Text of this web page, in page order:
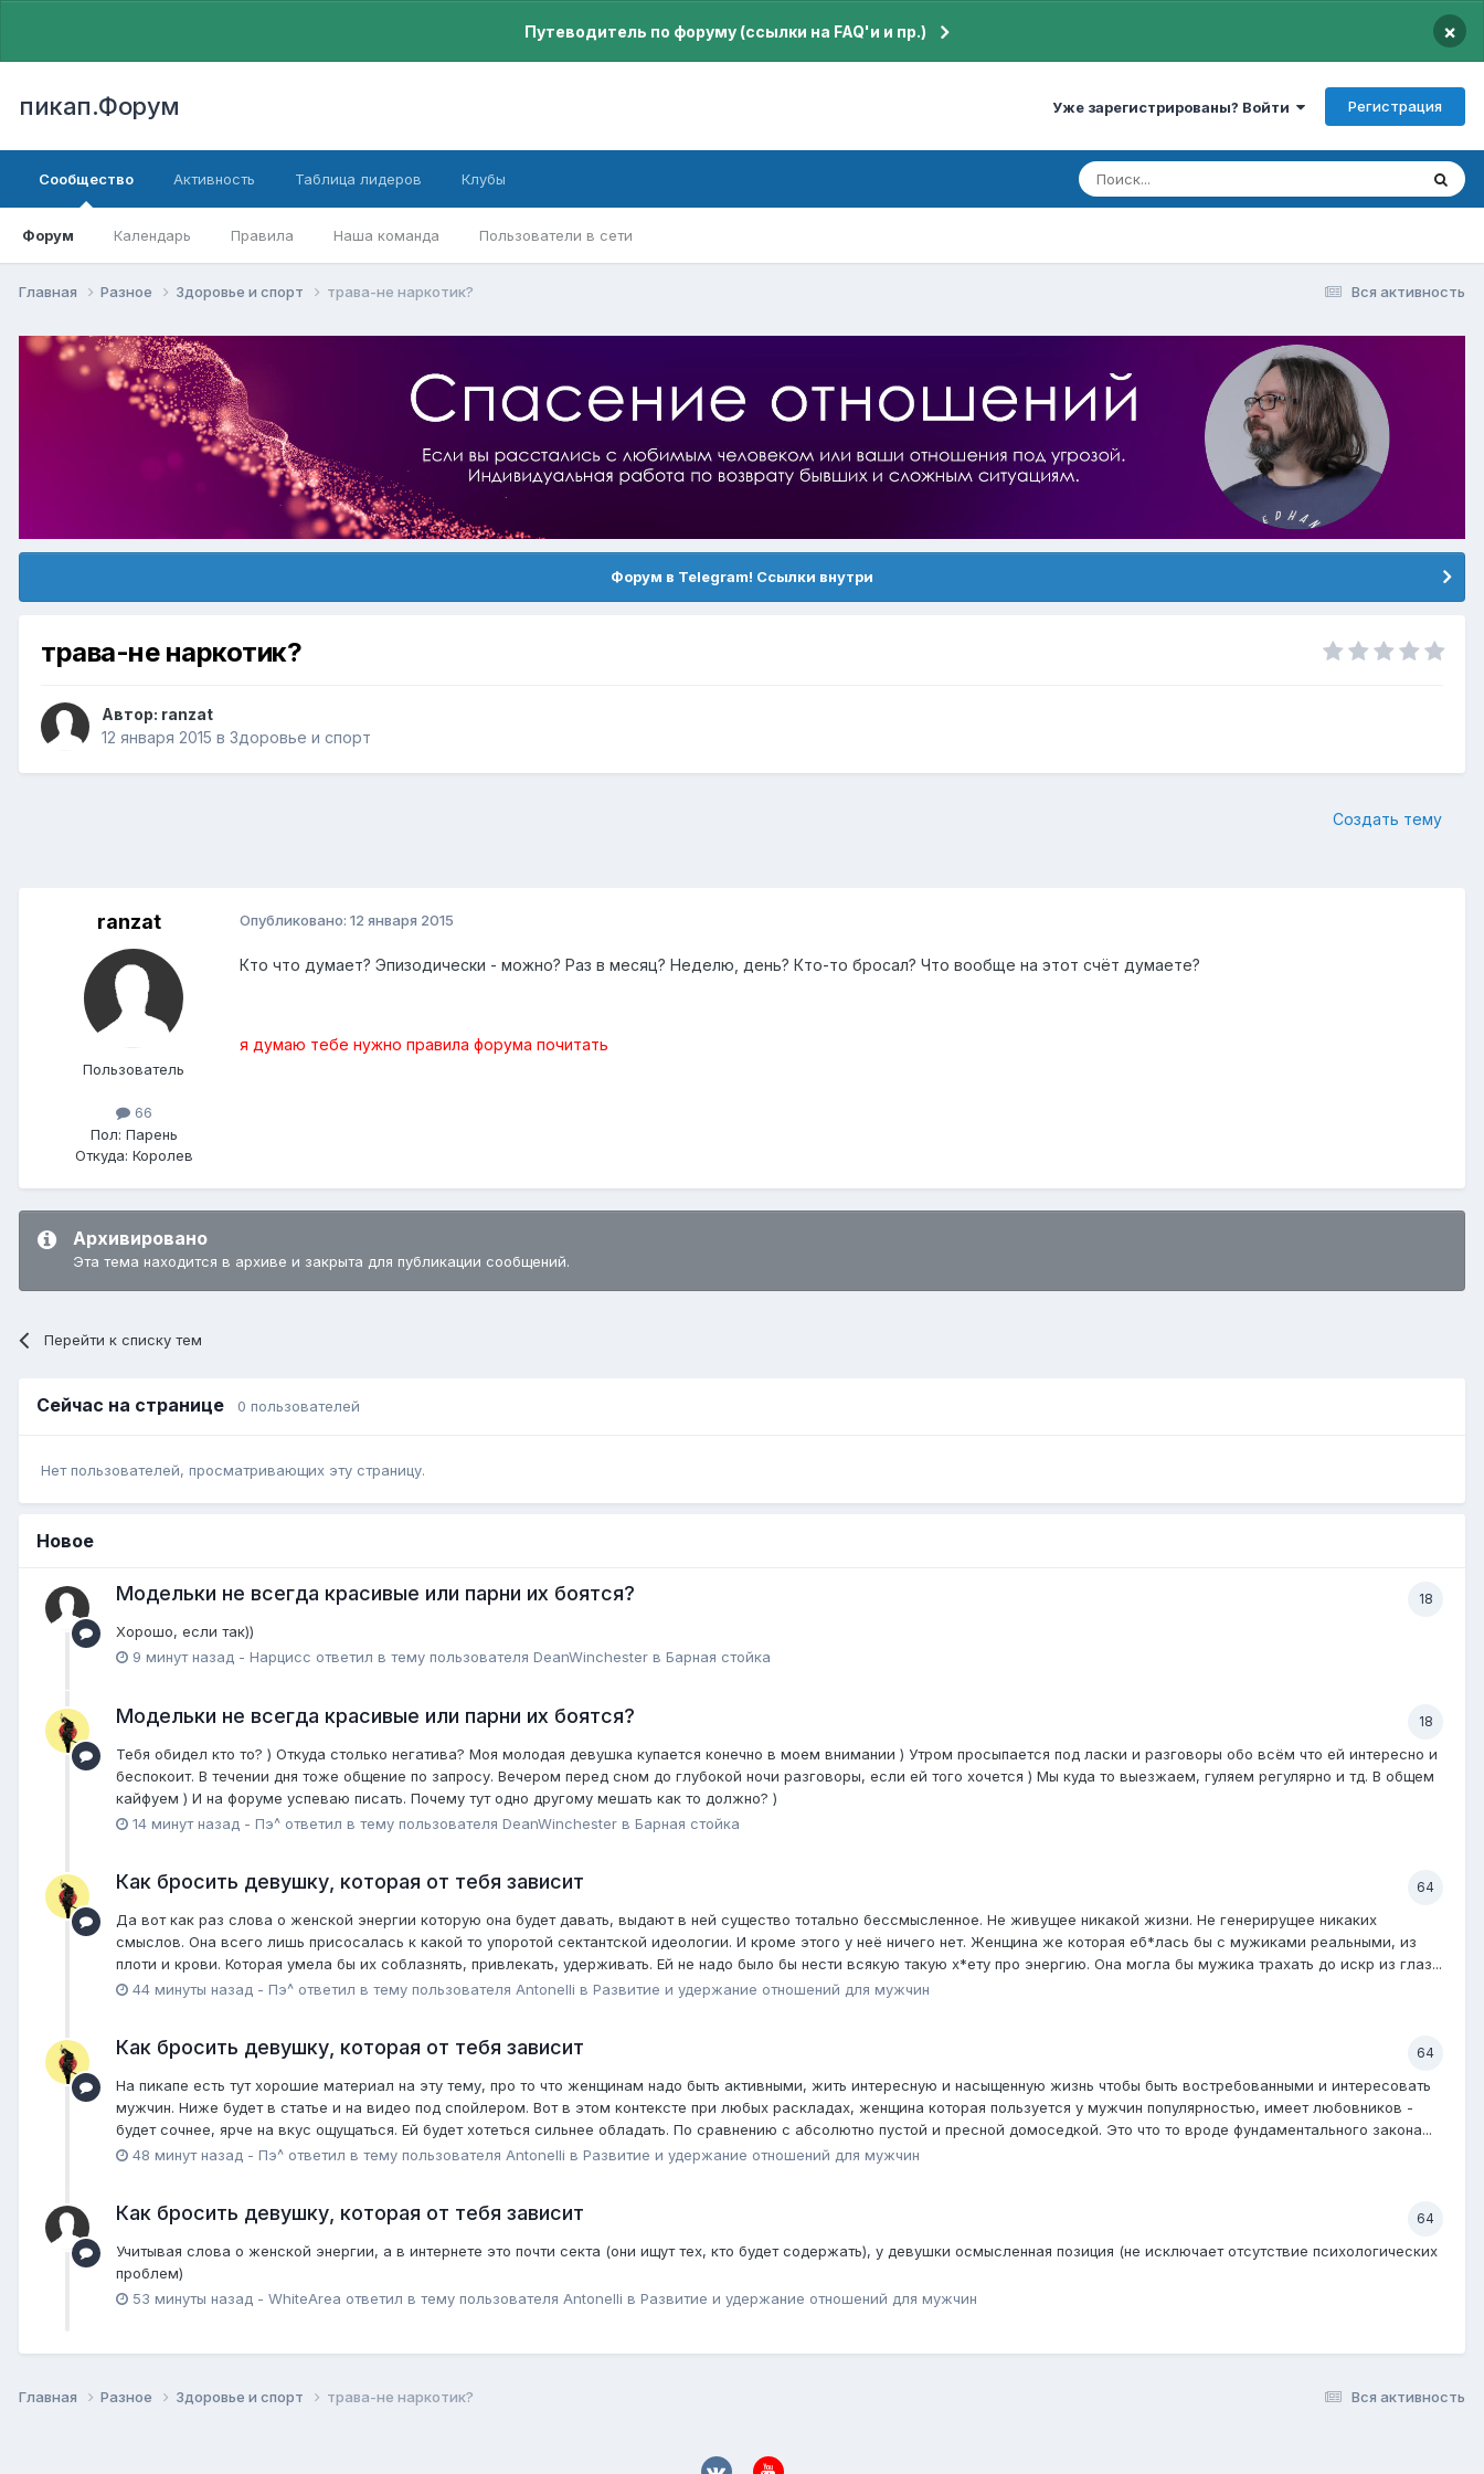
Путеводитель по форуму (ссылки на FAQ'и и пр.) ×
пикап.Форум Уже зарегистрированы? Войти Регистрация
Сообщество
Форум Календарь Правила Наша команда Пользователи в сети
Активность Таблица лидеров Клубы
Вся активность
Главная Разное Здоровье и спорт трава-не наркотик?
Форум в Telegram! Ссылки внутри
трава-не наркотик?
Автор: ranzat
12 января 2015 в Здоровье и спорт
Создать тему
ranzat
Пользователь
66
Пол: Парень
Откуда: Королев
Опубликовано: 12 января 2015
Кто что думает? Эпизодически - можно? Раз в месяц? Неделю, день? Кто-то бросал? Что вообще на этот счёт думаете?
я думаю тебе нужно правила форума почитать
Архивировано
Эта тема находится в архиве и закрыта для публикации сообщений.
Перейти к списку тем
Сейчас на странице 0 пользователей
Нет пользователей, просматривающих эту страницу.
Новое
18
Модельки не всегда красивые или парни их боятся?
Хорошо, если так))
9 минут назад - Нарцисс ответил в тему пользователя DeanWinchester в Барная стойка
18
Модельки не всегда красивые или парни их боятся?
Тебя обидел кто то? ) Откуда столько негатива? Моя молодая девушка купается конечно в моем внимании ) Утром просыпается под ласки и разговоры обо всём что ей интересно и
беспокоит. В течении дня тоже общение по запросу. Вечером перед сном до глубокой ночи разговоры, если ей того хочется ) Мы куда то выезжаем, гуляем регулярно и тд. В общем
кайфуем ) И на форуме успеваю писать. Почему тут одно другому мешать как то должно? )
14 минут назад - Пэ^ ответил в тему пользователя DeanWinchester в Барная стойка
64
Как бросить девушку, которая от тебя зависит
Да вот как раз слова о женской энергии которую она будет давать, выдают в ней существо тотально бессмысленное. Не живущее никакой жизни. Не генерирущее никаких
смыслов. Она всего лишь присосалась к какой то упоротой сектантской идеологии. И кроме этого у неё ничего нет. Женщина же которая еб*лась бы с мужиками реальными, из
плоти и крови. Которая умела бы их соблазнять, привлекать, удерживать. Ей не надо было бы нести всякую такую х*ету про энергию. Она могла бы мужика трахать до искр из глаз...
44 минуты назад - Пэ^ ответил в тему пользователя Antonelli в Pазвитие и удержание отношений для мужчин
64
Как бросить девушку, которая от тебя зависит
На пикапе есть тут хорошие материал на эту тему, про то что женщинам надо быть активными, жить интересную и насыщенную жизнь чтобы быть востребованными и интересовать
мужчин. Ниже будет в статье и на видео под спойлером. Вот в этом контексте при любых раскладах, женщина которая пользуется у мужчин популярностью, имеет любовников -
будет сочнее, ярче на вкус ощущаться. Ей будет хотеться сильнее обладать. По сравнению с абсолютно пустой и пресной домоседкой. Это что то вроде фундаментального закона...
48 минут назад - Пэ^ ответил в тему пользователя Antonelli в Pазвитие и удержание отношений для мужчин
64
Как бросить девушку, которая от тебя зависит
Учитывая слова о женской энергии, а в интернете это почти секта (они ищут тех, кто будет содержать), у девушки осмысленная позиция (не исключает отсутствие психологических
проблем)
53 минуты назад - WhiteArea ответил в тему пользователя Antonelli в Pазвитие и удержание отношений для мужчин
Вся активность
Главная Разное Здоровье и спорт трава-не наркотик?